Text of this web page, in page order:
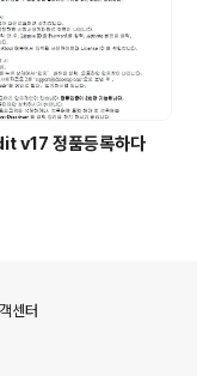
v17 정품등록하다
센터